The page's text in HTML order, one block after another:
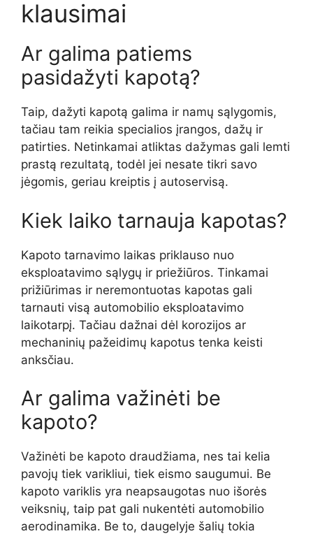
klausimai
Ar galima patiems
pasidažyti kapotą?
Taip, dažyti kapotą galima ir namų sąlygomis,
tačiau tam reikia specialios įrangos, dažų ir
patirties. Netinkamai atliktas dažymas gali lemti
prastą rezultatą, todėl jei nesate tikri savo
jėgomis, geriau kreiptis į autoservisą.
Kiek laiko tarnauja kapotas?
Kapoto tarnavimo laikas priklauso nuo
eksploatavimo sąlygų ir priežiūros. Tinkamai
prižiūrimas ir neremontuotas kapotas gali
tarnauti visą automobilio eksploatavimo
laikotarpį. Tačiau dažnai dėl korozijos ar
mechaninių pažeidimų kapotus tenka keisti
anksčiau.
Ar galima važinėti be
kapoto?
Važinėti be kapoto draudžiama, nes tai kelia
pavojų tiek varikliui, tiek eismo saugumui. Be
kapoto variklis yra neapsaugotas nuo išorės
veiksnių, taip pat gali nukentėti automobilio
aerodinamika. Be to, daugelyje šalių tokia